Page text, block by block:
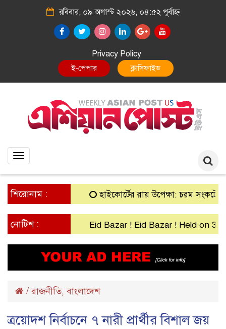
রবিবার, ০৯ অগাস্ট ২০২৬, ০৪:৫২ পূর্বাহ্ন
Privacy Policy
ই-পেপার ক্লাসিফাইড
Toggle
শিরোনাম : হাইকোর্টের রায় উপেক্ষা: চরম সংকটে
নোটিশ : Eid Bazar ! Eid Bazar ! Held on 30th
/রাজনীতি,বাংলাদেশ
ত্রয়োদশ নির্বাচনে ৭ নারী প্রার্থীর বিশাল জয়